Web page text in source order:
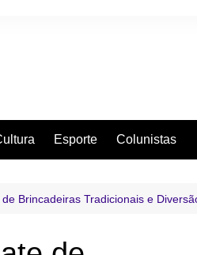
Esporte Colunistas
Brincadeiras Tradicionais e